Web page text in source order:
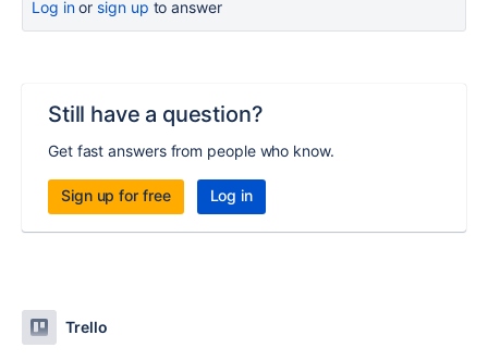
Log inor sign up to answer
Still have a question?
Get fast answers from people who know.
Sign up for free Log in
Trello